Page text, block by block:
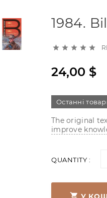
1984.
    
24,00 $
Останні
The original
improve
QUANTITY :
